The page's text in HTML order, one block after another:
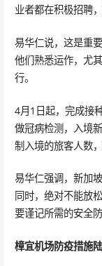
业者都在积极招聘
易华仁说，这是重
他们熟悉运作，尤
行。
4月1日起，完成接
做冠病检测，入境
制入境的旅客人数
易华仁强调，新加
同时，绝对不能放
要谨记所需的安全
樟宜机场防疫措施